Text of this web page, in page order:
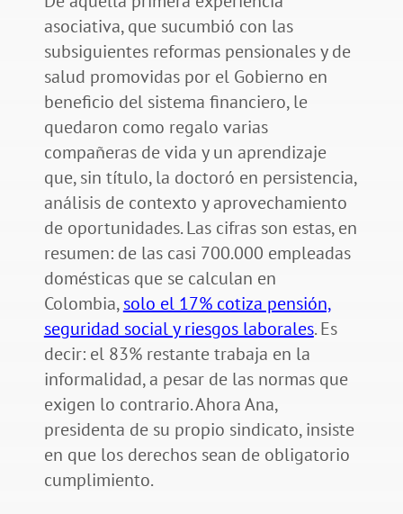
asociativa, que sucumbió con las
subsiguientes reformas pensionales y de
salud promovidas por el Gobierno en
beneficio del sistema financiero, le
quedaron como regalo varias
compañeras de vida y un aprendizaje
que, sin título, la doctoró en persistencia,
análisis de contexto y aprovechamiento
de oportunidades. Las cifras son estas, en
resumen: de las casi 700.000 empleadas
domésticas que se calculan en
Colombia,solo el 17% cotiza pensión,
seguridad social y riesgos laborales. Es
decir: el 83% restante trabaja en la
informalidad, a pesar de las normas que
exigen lo contrario. Ahora Ana,
presidenta de su propio sindicato, insiste
en que los derechos sean de obligatorio
cumplimiento.